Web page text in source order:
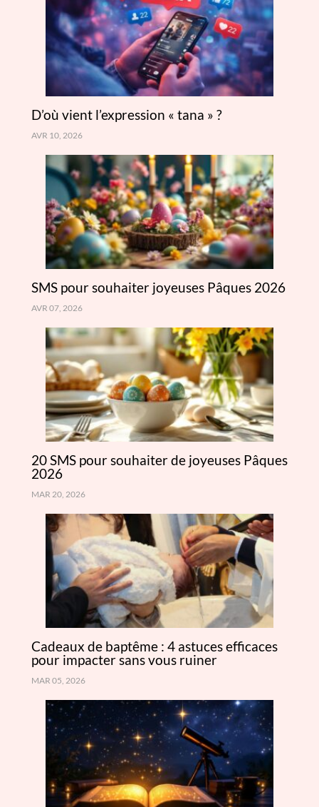
D’où vient l’expression « tana » ?
AVR 10, 2026
SMS pour souhaiter joyeuses Pâques 2026
AVR 07, 2026
20 SMS pour souhaiter de joyeuses Pâques
2026
MAR 20, 2026
Cadeaux de baptême : 4 astuces efficaces
pour impacter sans vous ruiner
MAR 05, 2026